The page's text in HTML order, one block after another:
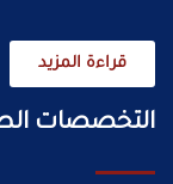
قراءة المزيد
التخصصات